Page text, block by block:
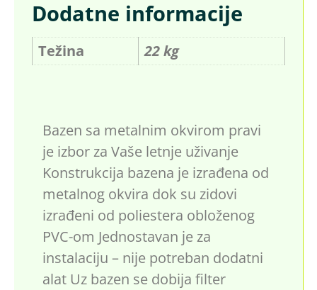
Dodatne informacije
Težina 22 kg
Bazen sa metalnim okvirom pravi
je izbor za Vaše letnje uživanje
Konstrukcija bazena je izrađena od
metalnog okvira dok su zidovi
izrađeni od poliestera obloženog
PVC-om Jednostavan je za
instalaciju – nije potreban dodatni
alat Uz bazen se dobija filter